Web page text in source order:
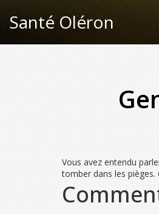
Santé Oléron
Vous avez entendu
tomber dans les